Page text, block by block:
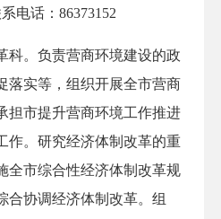
话：86373152
。负责营商环境建设的政
落实等，组织开展全市营商
担市提升营商环境工作推进
作。研究经济体制改革的重
全市综合性经济体制改革规
合协调经济体制改革。组